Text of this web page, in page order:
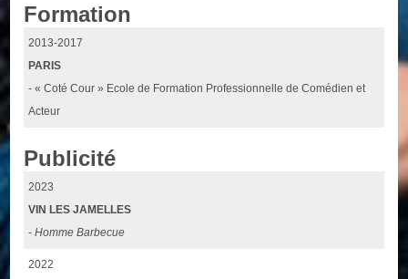
Formation
2013-2017
PARIS
- « Coté Cour » Ecole de Formation Professionnelle de Comédien et
Acteur
Publicité
2023
VIN LES JAMELLES
-Homme Barbecue
2022